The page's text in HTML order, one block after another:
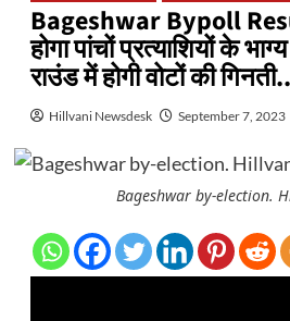
Bageshwar Bypoll
होगा पांचों प्रत्याशियों के
राउंड में होगी वोटों की गिनती..
Hillvani Newsdesk September 7, 2023
Bageshwar by-election.